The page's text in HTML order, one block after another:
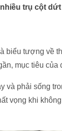
trụ cột dứt
biểu tượng về
mục tiêu
và phải sống
vọng khi